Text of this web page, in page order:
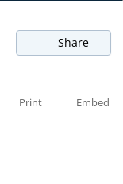
Share
Print Embed